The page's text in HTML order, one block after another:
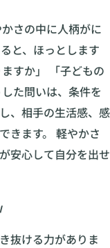
さの中に人柄がに
と、ほっとします
すか」 「子どもの
た問いは、条件を
、相手の生活感、感
きます。 軽やかさ
安心して自分を出せ
抜ける力がありま